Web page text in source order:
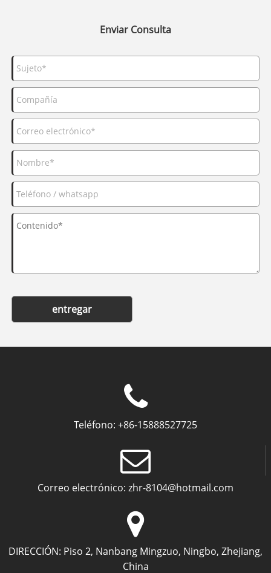
Enviar Consulta
entregar
Teléfono: +86-15888527725
Correo electrónico: zhr-8104@hotmail.com
DIRECCIÓN: Piso 2, Nanbang Mingzuo, Ningbo, Zhejiang,
China